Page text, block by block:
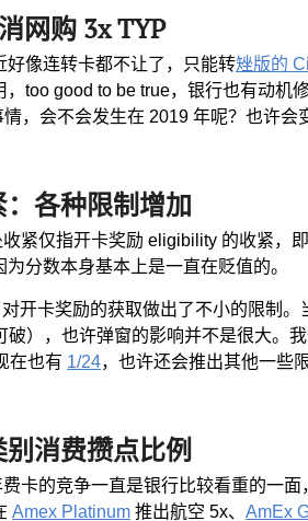
网购 3x TYP
像连转卡都不让了，只能转矬版的
too good to be true，银行也有动机
，会不会发生在 2019 年呢？也许会
各种限制增加
紧仅指开卡奖励 eligibility 的收紧，
分数本身基本上是一直在贬值的。
对开卡奖励的获取做出了不小的限制
破），也许弹窗的影响并不是很大。
在也有 1/24，也许还会推出其他一些
消费攒点比例
卡的竞争一直是银行比较看重的一
Amex Platinum 推出航空 5x、 AmEx